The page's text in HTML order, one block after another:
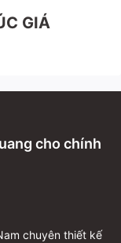
GIÁ
cho chính
chuyên thiết kế